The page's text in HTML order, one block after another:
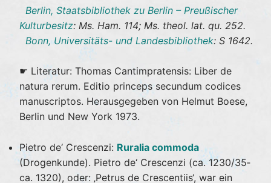
Berlin, Staatsbibliothek zu Berlin – Preußischer
Kulturbesitz: Ms. Ham. 114; Ms. theol. lat. qu. 252.
Bonn, Universitäts- und Landesbibliothek: S 1642.
☛ Literatur: Thomas Cantimpratensis: Liber de
natura rerum. Editio princeps secundum codices
manuscriptos. Herausgegeben von Helmut Boese,
Berlin und New York 1973.
Pietro de‘ Crescenzi: Ruralia commoda
(Drogenkunde). Pietro de‘ Crescenzi (ca. 1230/35‐
ca. 1320), oder: ‚Petrus de Crescentiis‘, war ein